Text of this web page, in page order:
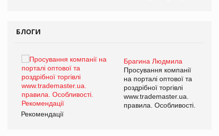
БЛОГИ
Брагина Людмила
Просування компанії
на порталі оптової та
роздрібної торгівлі
www.trademaster.ua.
правила. Особливості.
Рекомендації